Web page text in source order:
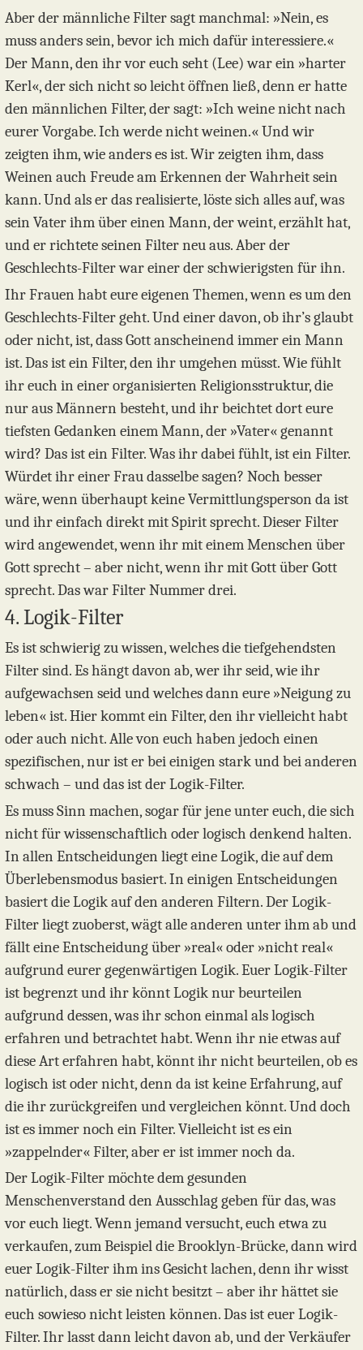
Aber der männliche Filter sagt manchmal: »Nein, es
muss anders sein, bevor ich mich dafür interessiere.«
Der Mann, den ihr vor euch seht (Lee) war ein »harter
Kerl«, der sich nicht so leicht öffnen ließ, denn er hatte
den männlichen Filter, der sagt: »Ich weine nicht nach
eurer Vorgabe. Ich werde nicht weinen.« Und wir
zeigten ihm, wie anders es ist. Wir zeigten ihm, dass
Weinen auch Freude am Erkennen der Wahrheit sein
kann. Und als er das realisierte, löste sich alles auf, was
sein Vater ihm über einen Mann, der weint, erzählt hat,
und er richtete seinen Filter neu aus. Aber der
Geschlechts-Filter war einer der schwierigsten für ihn.
Ihr Frauen habt eure eigenen Themen, wenn es um den
Geschlechts-Filter geht. Und einer davon, ob ihr’s glaubt
oder nicht, ist, dass Gott anscheinend immer ein Mann
ist. Das ist ein Filter, den ihr umgehen müsst. Wie fühlt
ihr euch in einer organisierten Religionsstruktur, die
nur aus Männern besteht, und ihr beichtet dort eure
tiefsten Gedanken einem Mann, der »Vater« genannt
wird? Das ist ein Filter. Was ihr dabei fühlt, ist ein Filter.
Würdet ihr einer Frau dasselbe sagen? Noch besser
wäre, wenn überhaupt keine Vermittlungsperson da ist
und ihr einfach direkt mit Spirit sprecht. Dieser Filter
wird angewendet, wenn ihr mit einem Menschen über
Gott sprecht – aber nicht, wenn ihr mit Gott über Gott
sprecht. Das war Filter Nummer drei.
4. Logik-Filter
Es ist schwierig zu wissen, welches die tiefgehendsten
Filter sind. Es hängt davon ab, wer ihr seid, wie ihr
aufgewachsen seid und welches dann eure »Neigung zu
leben« ist. Hier kommt ein Filter, den ihr vielleicht habt
oder auch nicht. Alle von euch haben jedoch einen
spezifischen, nur ist er bei einigen stark und bei anderen
schwach – und das ist der Logik-Filter.
Es muss Sinn machen, sogar für jene unter euch, die sich
nicht für wissenschaftlich oder logisch denkend halten.
In allen Entscheidungen liegt eine Logik, die auf dem
Überlebensmodus basiert. In einigen Entscheidungen
basiert die Logik auf den anderen Filtern. Der Logik-
Filter liegt zuoberst, wägt alle anderen unter ihm ab und
fällt eine Entscheidung über »real« oder »nicht real«
aufgrund eurer gegenwärtigen Logik. Euer Logik-Filter
ist begrenzt und ihr könnt Logik nur beurteilen
aufgrund dessen, was ihr schon einmal als logisch
erfahren und betrachtet habt. Wenn ihr nie etwas auf
diese Art erfahren habt, könnt ihr nicht beurteilen, ob es
logisch ist oder nicht, denn da ist keine Erfahrung, auf
die ihr zurückgreifen und vergleichen könnt. Und doch
ist es immer noch ein Filter. Vielleicht ist es ein
»zappelnder« Filter, aber er ist immer noch da.
Der Logik-Filter möchte dem gesunden
Menschenverstand den Ausschlag geben für das, was
vor euch liegt. Wenn jemand versucht, euch etwa zu
verkaufen, zum Beispiel die Brooklyn-Brücke, dann wird
euer Logik-Filter ihm ins Gesicht lachen, denn ihr wisst
natürlich, dass er sie nicht besitzt – aber ihr hättet sie
euch sowieso nicht leisten können. Das ist euer Logik-
Filter. Ihr lasst dann leicht davon ab, und der Verkäufer